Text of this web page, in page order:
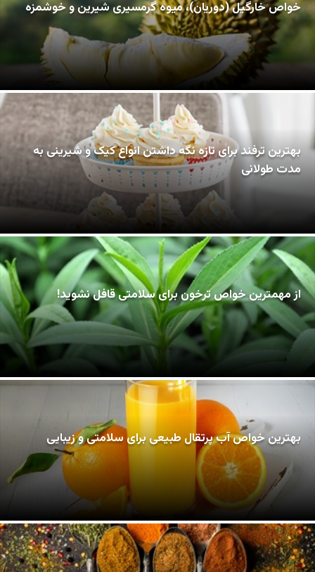
خواص خارگیل (دوریان)، میوه گرمسیری شیرین و خوشمزه
بهترین ترفند برای تازه نگه داشتن انواع کیک و شیرینی به
مدت طولانی
از مهمترین خواص ترخون برای سلامتی قافل نشوید!
بهترین خواص آب پرتقال طبیعی برای سلامتی و زیبایی